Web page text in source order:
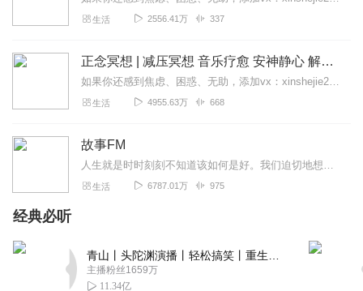
生活 2556.41万 337
正念冥想 | 减压冥想 音乐疗愈 安神静心 解郁降噪
如果你还感到焦虑、困惑、无助，添加vx：xinshejie2018、vx公众号：宣萱心伴，与主播宣萱开启心灵交流之旅，共建温暖的精神家园！如果你喜欢我的内容，请...
生活 4955.63万 668
故事FM
人生就是时时刻刻不知道该如何是好。我们迫切地想知道怎么解决问题，也同样挣扎着寻求理解和安慰。这样的你，并不孤独。重获新生的抑郁症病人；用一辈子摆脱原生家庭阴影的...
生活 6787.01万 975
经典必听
主播粉丝1659万
11.34亿